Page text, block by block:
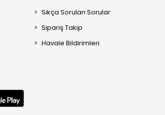
Sıkça Sorulan Sorular
Sipariş Takip
Havale Bildirimleri